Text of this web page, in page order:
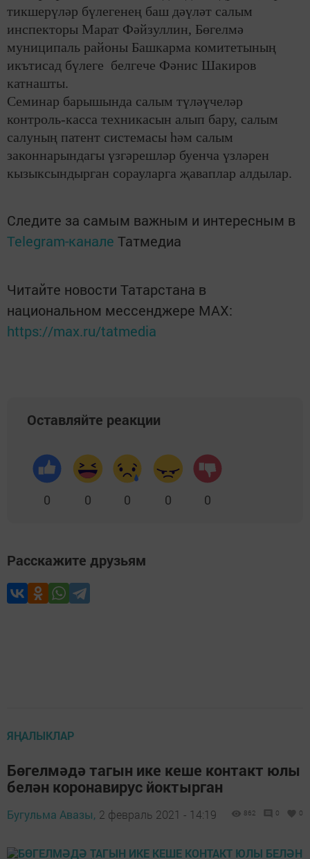
тикшерүләр бүлегенең баш дәүләт салым
инспекторы Марат Фәйзуллин, Бөгелмә
муниципаль районы Башкарма комитетының
икътисад бүлеге белгече Фәнис Шакиров
катнашты.
Семинар барышында салым түләүчеләр
контроль-касса техникасын алып бару, салым
салуның патент системасы һәм салым
законнарындагы үзгәрешләр буенча үзләрен
кызыксындырган сорауларга җаваплар алдылар.
Следите за самым важным и интересным в
Telegram-канале Татмедиа
Читайте новости Татарстана в
национальном мессенджере MАХ:
https://max.ru/tatmedia
Оставляйте реакции
0 0 0 0 0
Расскажите друзьям
ЯҢАЛЫКЛАР
Бөгелмәдә тагын ике кеше контакт юлы
белән коронавирус йоктырган
Бугульма Авазы, 2 февраль 2021 - 14:19 862 0 0